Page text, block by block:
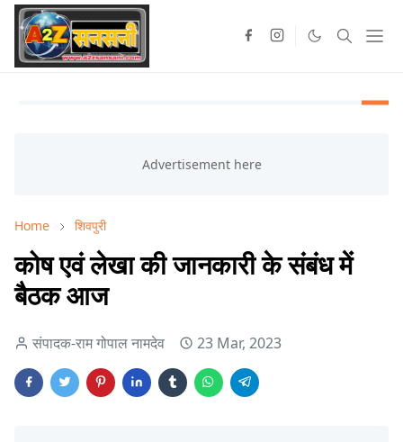
Home शिवपुरी
कोष एवं लेखा की जानकारी के संबंध में
बैठक आज
संपादक-राम गोपाल नामदेव 23 Mar, 2023